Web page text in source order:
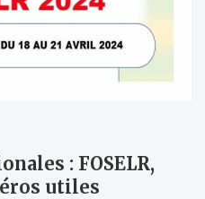
: FOSELR,
utiles